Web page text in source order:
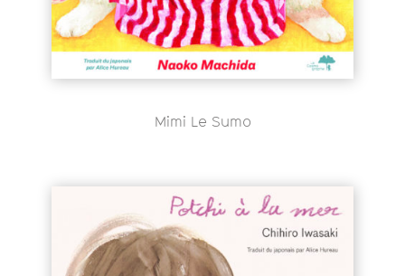
Mimi Le Sumo